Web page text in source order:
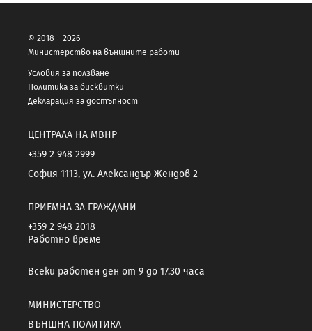
© 2018 – 2026
Министерство на външните работи
Условия за ползване
Политика за бисквитки
Декларация за достъпност
ЦЕНТРАЛА НА МВНР
+359 2 948 2999
София 1113, ул. Александър Жендов 2
ПРИЕМНА ЗА ГРАЖДАНИ
+359 2 948 2018
Работно време
Всеки работен ден от 9 до 17.30 часа
МИНИСТЕРСТВО
ВЪНШНА ПОЛИТИКА